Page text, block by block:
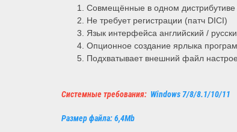
Совмещённые в одном дистрибутиве
Не требует регистрации (патч DICI)
Язык интерфейса английский /
Опционное создание ярлыка
Подхватывает внешний файл
Системные требования: Windows 7/8/8.1/10/11
Размер файла: 6,4Mb